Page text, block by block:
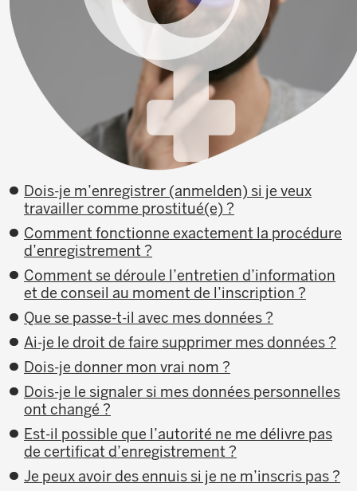
Dois-je m’enregistrer (anmelden) si je veux
travailler comme prostitué(e) ?
Comment fonctionne exactement la procédure
d’enregistrement ?
Comment se déroule l’entretien d’information
et de conseil au moment de l’inscription ?
Que se passe-t-il avec mes données ?
Ai-je le droit de faire supprimer mes données ?
Dois-je donner mon vrai nom ?
Dois-je le signaler si mes données personnelles
ont changé ?
Est-il possible que l’autorité ne me délivre pas
de certificat d’enregistrement ?
Je peux avoir des ennuis si je ne m’inscris pas ?